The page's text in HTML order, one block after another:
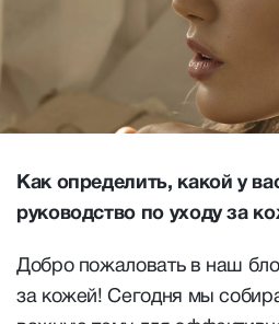
Как определить, какой у
руководство по уходу за
Добро пожаловать в наш
за кожей! Сегодня мы